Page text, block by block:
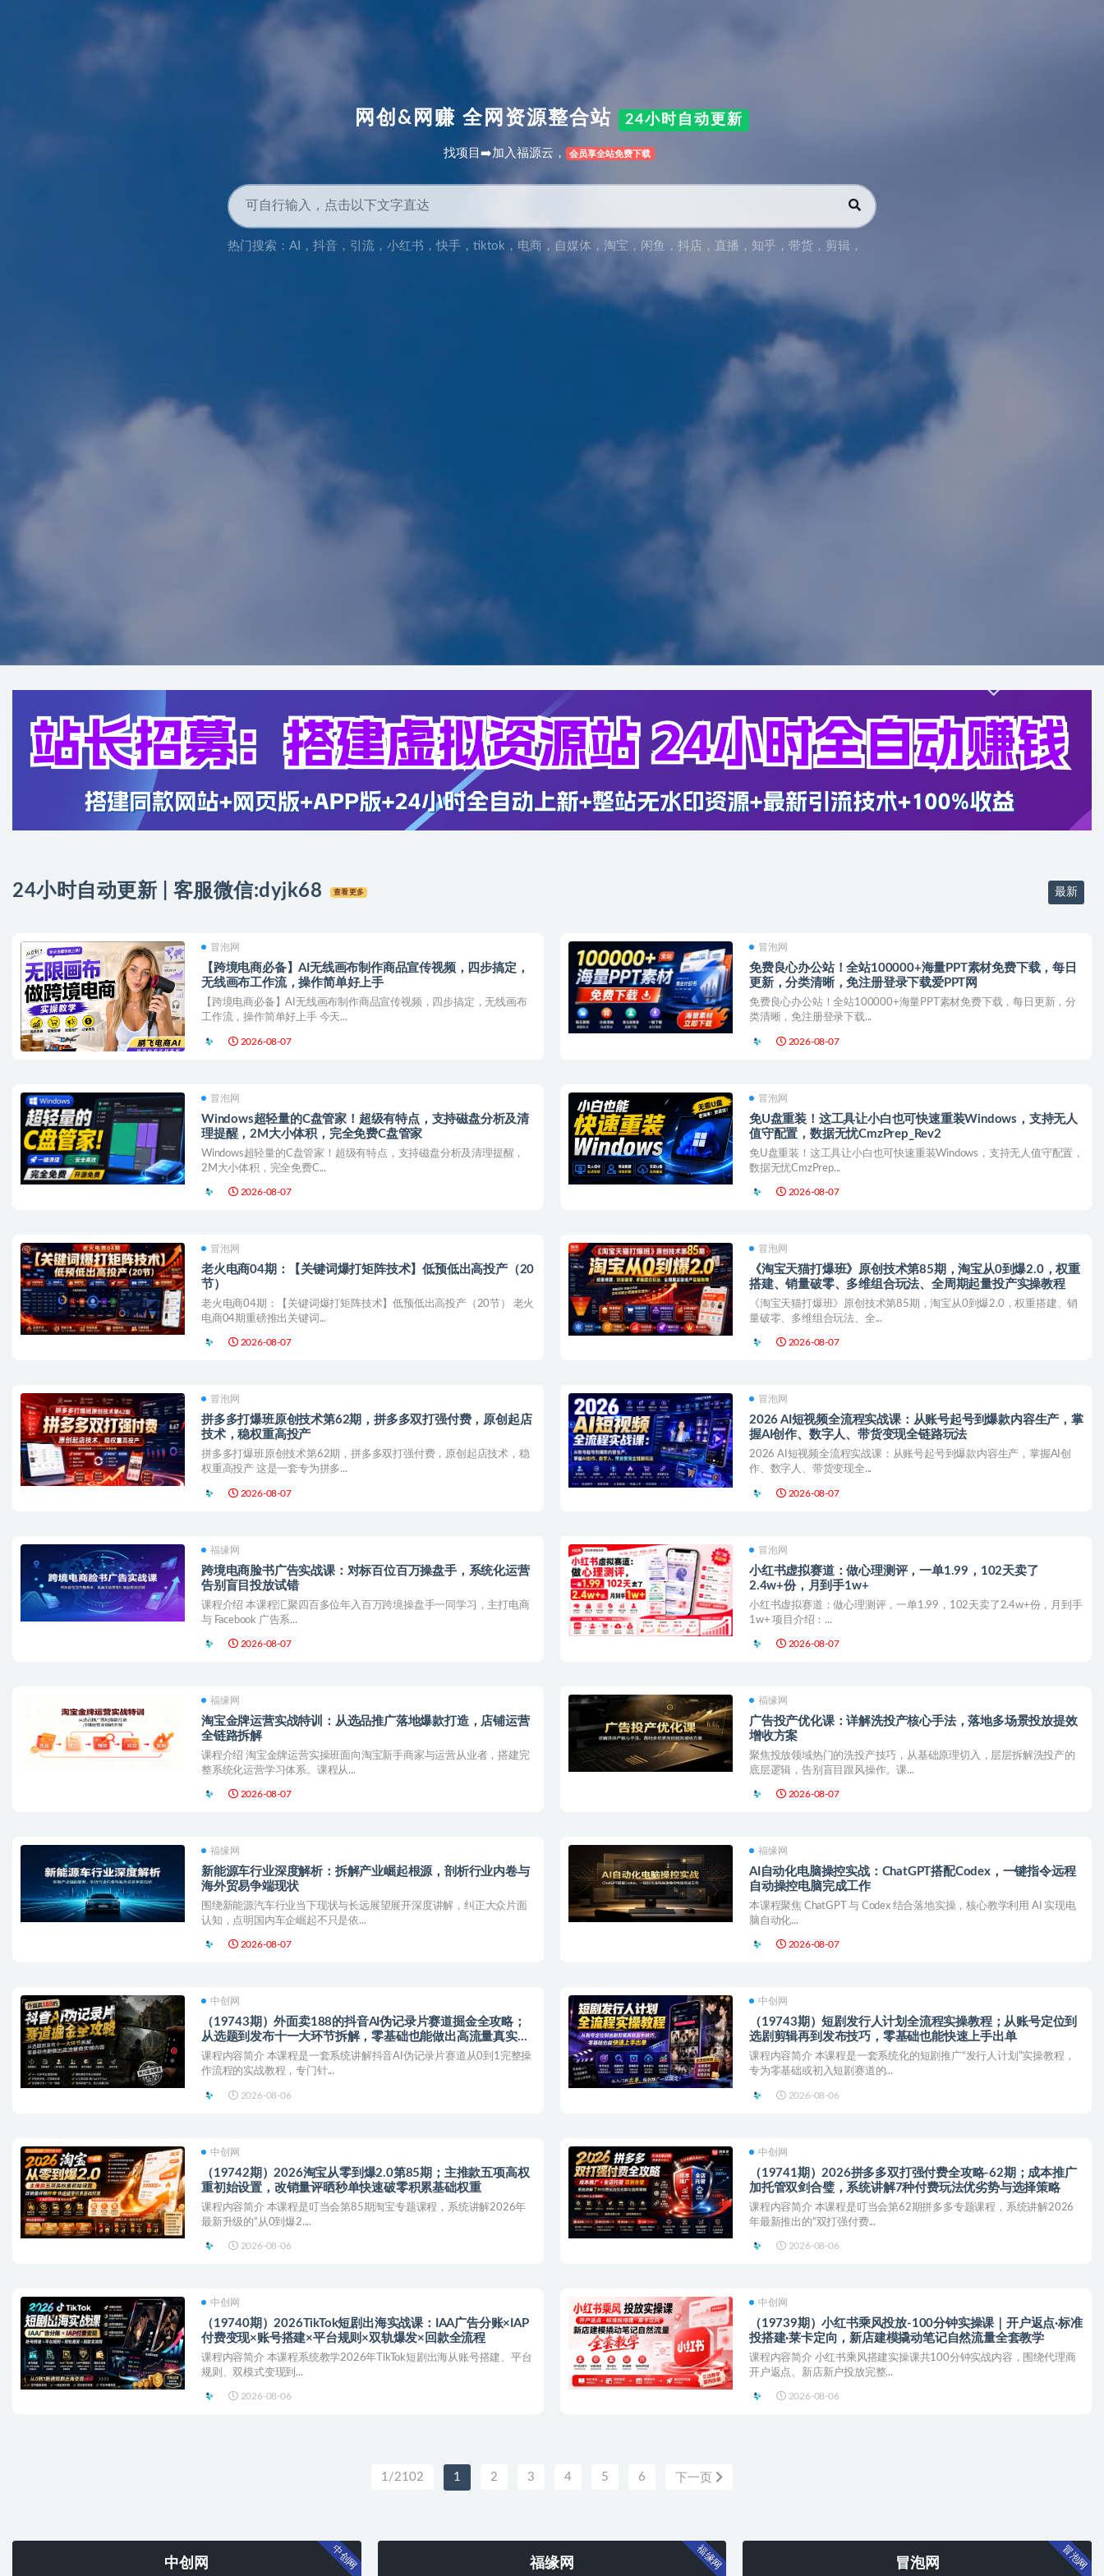
网创&网赚 全网资源整合站 24小时自动更新
找项目➡️加入福源云， 会员享全站免费下载
热门搜索： AI ， 抖音 ， 引流 ， 小红书 ， 快手 ， tiktok ， 电商 ， 自媒体 ， 淘宝 ， 闲鱼 ， 抖店 ， 直播 ， 知乎 ， 带货 ， 剪辑 ，
24小时自动更新 | 客服微信:dyjk68 查看更多 最新
冒泡网
【跨境电商必备】AI无线画布制作商品宣传视频，四步搞定，
无线画布工作流，操作简单好上手
【跨境电商必备】AI无线画布制作商品宣传视频，四步搞定，无线画布
工作流，操作简单好上手 今天...
2026-08-07
冒泡网
免费良心办公站！全站100000+海量PPT素材免费下载，每日
更新，分类清晰，免注册登录下载爱PPT网
免费良心办公站！全站100000+海量PPT素材免费下载，每日更新，分
类清晰，免注册登录下载...
2026-08-07
冒泡网
Windows超轻量的C盘管家！超级有特点，支持磁盘分析及清
理提醒，2M大小体积，完全免费C盘管家
Windows超轻量的C盘管家！超级有特点，支持磁盘分析及清理提醒，
2M大小体积，完全免费C...
2026-08-07
冒泡网
免U盘重装！这工具让小白也可快速重装Windows，支持无人
值守配置，数据无忧CmzPrep_Rev2
免U盘重装！这工具让小白也可快速重装Windows，支持无人值守配置，
数据无忧CmzPrep...
2026-08-07
冒泡网
老火电商04期：【关键词爆打矩阵技术】低预低出高投产（20
节）
老火电商04期：【关键词爆打矩阵技术】低预低出高投产（20节） 老火
电商04期重磅推出关键词...
2026-08-07
冒泡网
《淘宝天猫打爆班》原创技术第85期，淘宝从0到爆2.0，权重
搭建、销量破零、多维组合玩法、全周期起量投产实操教程
《淘宝天猫打爆班》原创技术第85期，淘宝从0到爆2.0，权重搭建、销
量破零、多维组合玩法、全...
2026-08-07
冒泡网
拼多多打爆班原创技术第62期，拼多多双打强付费，原创起店
技术，稳权重高投产
拼多多打爆班原创技术第62期，拼多多双打强付费，原创起店技术，稳
权重高投产 这是一套专为拼多...
2026-08-07
冒泡网
2026 AI短视频全流程实战课：从账号起号到爆款内容生产，掌
握AI创作、数字人、带货变现全链路玩法
2026 AI短视频全流程实战课：从账号起号到爆款内容生产，掌握AI创
作、数字人、带货变现全...
2026-08-07
福缘网
跨境电商脸书广告实战课：对标百位百万操盘手，系统化运营
告别盲目投放试错
课程介绍 本课程汇聚四百多位年入百万跨境操盘手一同学习，主打电商
与 Facebook 广告系...
2026-08-07
冒泡网
小红书虚拟赛道：做心理测评，一单1.99，102天卖了
2.4w+份，月到手1w+
小红书虚拟赛道：做心理测评，一单1.99，102天卖了2.4w+份，月到手
1w+ 项目介绍：...
2026-08-07
福缘网
淘宝金牌运营实战特训：从选品推广落地爆款打造，店铺运营
全链路拆解
课程介绍 淘宝金牌运营实操班面向淘宝新手商家与运营从业者，搭建完
整系统化运营学习体系。课程从...
2026-08-07
福缘网
广告投产优化课：详解洗投产核心手法，落地多场景投放提效
增收方案
聚焦投放领域热门的洗投产技巧，从基础原理切入，层层拆解洗投产的
底层逻辑，告别盲目跟风操作。课...
2026-08-07
福缘网
新能源车行业深度解析：拆解产业崛起根源，剖析行业内卷与
海外贸易争端现状
围绕新能源汽车行业当下现状与长远展望展开深度讲解，纠正大众片面
认知，点明国内车企崛起不只是依...
2026-08-07
福缘网
AI自动化电脑操控实战：ChatGPT搭配Codex，一键指令远程
自动操控电脑完成工作
本课程聚焦 ChatGPT 与 Codex 结合落地实操，核心教学利用 AI 实现电
脑自动化...
2026-08-07
中创网
（19743期）外面卖188的抖音AI伪记录片赛道掘金全攻略；
从选题到发布十一大环节拆解，零基础也能做出高流量真实感
内容
课程内容简介 本课程是一套系统讲解抖音AI伪记录片赛道从0到1完整操
作流程的实战教程，专门针...
2026-08-06
中创网
（19743期）短剧发行人计划全流程实操教程；从账号定位到
选剧剪辑再到发布技巧，零基础也能快速上手出单
课程内容简介 本课程是一套系统化的短剧推广“发行人计划”实操教程，
专为零基础或初入短剧赛道的...
2026-08-06
中创网
（19742期）2026淘宝从零到爆2.0第85期；主推款五项高权
重初始设置，改销量评晒秒单快速破零积累基础权重
课程内容简介 本课程是叮当会第85期淘宝专题课程，系统讲解2026年
最新升级的“从0到爆2....
2026-08-06
中创网
（19741期）2026拼多多双打强付费全攻略-62期；成本推广
加托管双剑合璧，系统讲解7种付费玩法优劣势与选择策略
课程内容简介 本课程是叮当会第62期拼多多专题课程，系统讲解2026
年最新推出的“双打强付费...
2026-08-06
中创网
（19740期）2026TikTok短剧出海实战课：IAA广告分账×IAP
付费变现×账号搭建×平台规则×双轨爆发×回款全流程
课程内容简介 本课程系统教学2026年TikTok短剧出海从账号搭建、平台
规则、双模式变现到...
2026-08-06
中创网
（19739期）小红书乘风投放-100分钟实操课｜开户返点·标准
投搭建·莱卡定向，新店建模撬动笔记自然流量全套教学
课程内容简介 小红书乘风搭建实操课共100分钟实战内容，围绕代理商
开户返点、新店新户投放完整...
2026-08-06
1/2102 1 2 3 4 5 6 下一页
中创网 中创网 福缘网 福缘网 冒泡网 冒泡网